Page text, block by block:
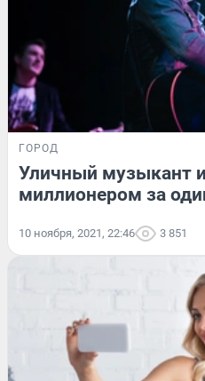
ГОРОД
Уличный музыкант
миллионером за
10 ноября, 2021, 22:46 3 851